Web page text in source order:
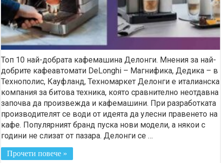
Топ 10 най-добрата кафемашина Делонги. Мнения за най-
добрите кафеавтомати DeLonghi – Магнифика, Дедика – в
Технополис, Кауфланд, Техномаркет Делонги е италианска
компания за битова техника, която сравнително неотдавна
започва да произвежда и кафемашини. При разработката
производителят се води от идеята да улесни правенето на
кафе. Популярният бранд пуска нови модели, а някои с
години не слизат от пазара. Делонги се …
Прочети повече »